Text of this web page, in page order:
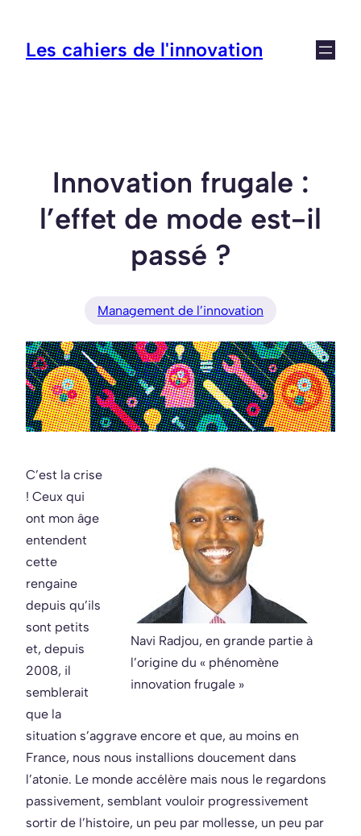
contenu
Les cahiers de l'innovation
Innovation frugale :
l’effet de mode est-il
passé ?
Management de l’innovation
Navi Radjou, en grande partie à
l’origine du « phénomène
innovation frugale »
C’est la crise
! Ceux qui
ont mon âge
entendent
cette
rengaine
depuis qu’ils
sont petits
et, depuis
2008, il
semblerait
que la
situation s’aggrave encore et que, au moins en
France, nous nous installions doucement dans
l’atonie. Le monde accélère mais nous le regardons
passivement, semblant vouloir progressivement
sortir de l’histoire, un peu par mollesse, un peu par